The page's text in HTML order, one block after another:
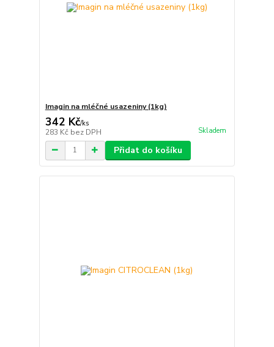
Imagin na mléčné usazeniny (1kg)
342 Kč/ks
283 Kč bez DPH Skladem
Přidat do košíku